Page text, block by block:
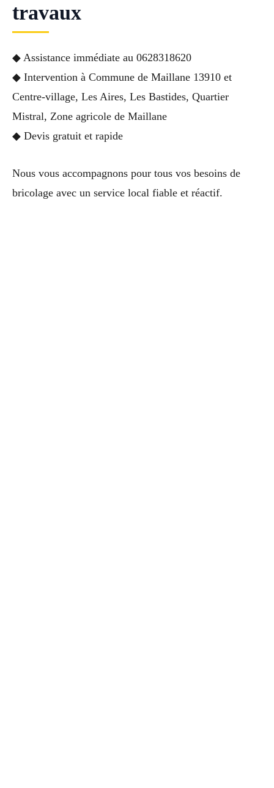
travaux
◆ Assistance immédiate au 0628318620
◆ Intervention à Commune de Maillane 13910 et
Centre-village, Les Aires, Les Bastides, Quartier
Mistral, Zone agricole de Maillane
◆ Devis gratuit et rapide
Nous vous accompagnons pour tous vos besoins de
bricolage avec un service local fiable et réactif.